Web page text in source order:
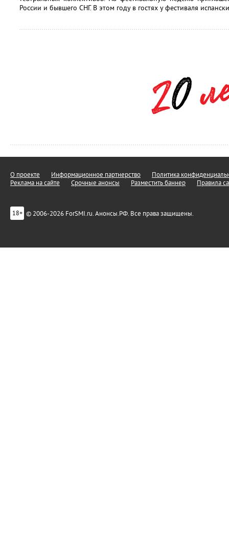
России и бывшего СНГ. В этом году в гостях у фестиваля
О проекте Информационное партнерство
Политика
Реклама на сайте
Срочные анонсы Разместить баннер Правила
18+ © 2006-2026 ForSMI.ru. Анонсы.РФ. Все права защищены.